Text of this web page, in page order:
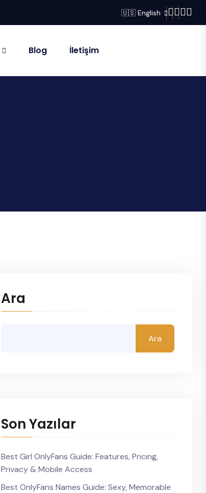
🇺🇸 English
Blog İletişim
Ara
Ara
Son Yazılar
Best Girl OnlyFans Guide: Features, Pricing,
Privacy & Mobile Access
Best OnlyFans Names Guide: Sexy, Memorable